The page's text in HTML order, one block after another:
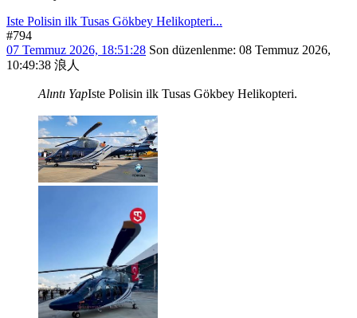
Iste Polisin ilk Tusas Gökbey Helikopteri...
#794
07 Temmuz 2026, 18:51:28 Son düzenlenme: 08 Temmuz 2026,
10:49:38 浪人
Alıntı YapIste Polisin ilk Tusas Gökbey Helikopteri.